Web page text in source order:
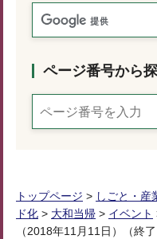
ページ番号から
トップページ > しごと・産
ド化 > 大和当帰 > イベント
（2018年11月11日）（終了